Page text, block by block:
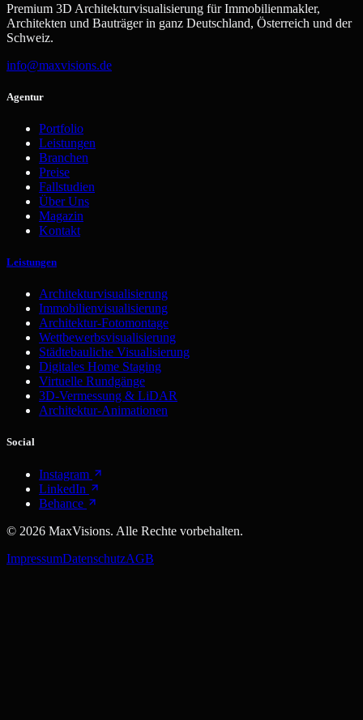
Premium 3D Architekturvisualisierung für Immobilienmakler,
Architekten und Bauträger in ganz Deutschland, Österreich und der
Schweiz.
info@maxvisions.de
Agentur
Portfolio
Leistungen
Branchen
Preise
Fallstudien
Über Uns
Magazin
Kontakt
Leistungen
Architekturvisualisierung
Immobilienvisualisierung
Architektur-Fotomontage
Wettbewerbsvisualisierung
Städtebauliche Visualisierung
Digitales Home Staging
Virtuelle Rundgänge
3D-Vermessung & LiDAR
Architektur-Animationen
Social
Instagram
LinkedIn
Behance
© 2026 MaxVisions. Alle Rechte vorbehalten.
ImpressumDatenschutzAGB